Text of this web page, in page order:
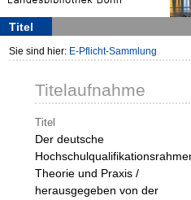
Titel
Sie sind hier: E-Pflicht-Sammlung
Titelaufnahme
Titel
Der deutsche
Theorie und Praxis /
herausgegeben von der